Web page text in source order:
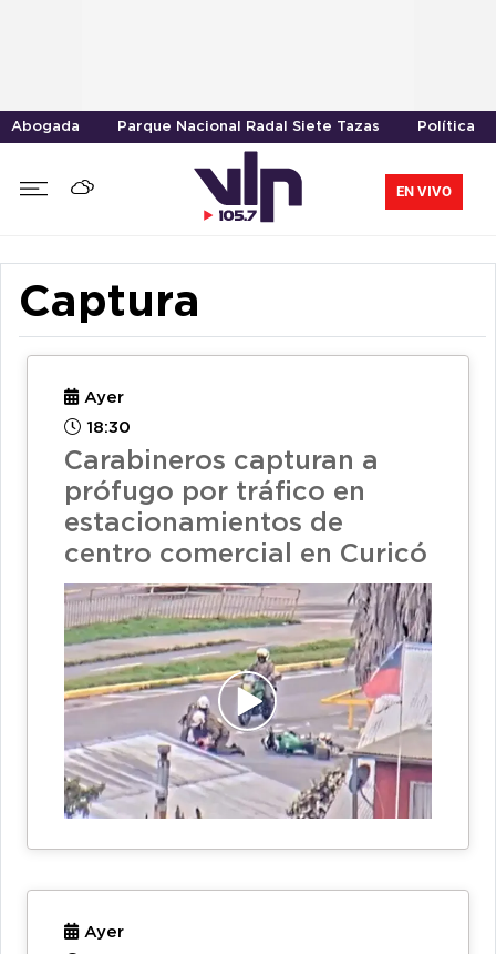
Abogada Parque Nacional Radal Siete Tazas Política
EN VIVO
Captura
Ayer
18:30
Carabineros capturan a
prófugo por tráfico en
estacionamientos de
centro comercial en Curicó
Ayer